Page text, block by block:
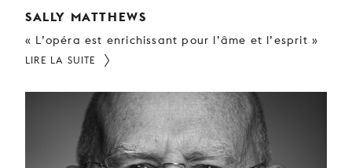
SALLY MATTHEWS
« L’opéra est enrichissant pour l’âme et l’esprit »
LIRE LA SUITE